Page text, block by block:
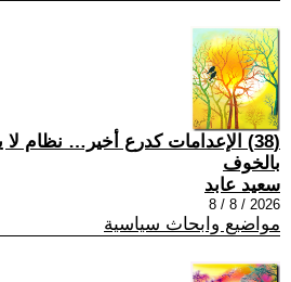
(38) الإعدامات كدرع أخير… نظام لا
بالخوف
سعيد عابد
2026 / 8 / 8
مواضيع وابحاث سياسية